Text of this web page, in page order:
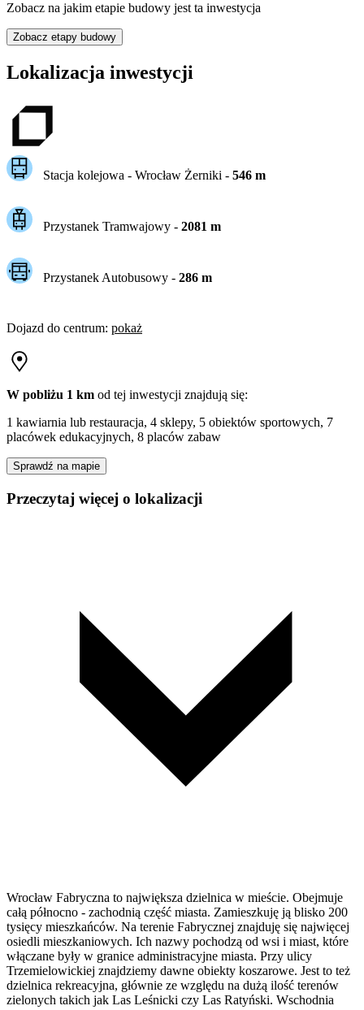
Zobacz na jakim etapie budowy jest ta inwestycja
Zobacz etapy budowy
Lokalizacja inwestycji
Stacja kolejowa - Wrocław Żerniki - 546m
Przystanek Tramwajowy - 2081 m
Przystanek Autobusowy - 286m
Dojazd do centrum: pokaż
W pobliżu 1 km od tej inwestycji znajdują się:
1 kawiarnia lub restauracja, 4 sklepy, 5 obiektów sportowych, 7
placówek edukacyjnych, 8 placów zabaw
Sprawdź na mapie
Przeczytaj więcej o lokalizacji
Wrocław Fabryczna to największa dzielnica w mieście. Obejmuje
całą północno - zachodnią część miasta. Zamieszkuję ją blisko 200
tysięcy mieszkańców. Na terenie Fabrycznej znajduję się najwięcej
osiedli mieszkaniowych. Ich nazwy pochodzą od wsi i miast, które
włączane były w granice administracyjne miasta. Przy ulicy
Trzemielowickiej znajdziemy dawne obiekty koszarowe. Jest to też
dzielnica rekreacyjna, głównie ze względu na dużą ilość terenów
zielonych takich jak Las Leśnicki czy Las Ratyński. Wschodnia